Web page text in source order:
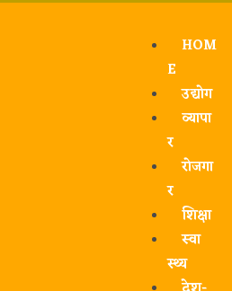
HOM
E
उद्योग
व्यापा
र
रोजगा
र
शिक्षा
स्वा
स्थ्य